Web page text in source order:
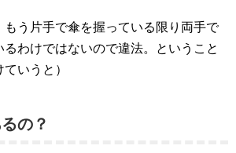
もう片手で傘を握っている限り両手で
わけではないので違法。ということ
いうと）
の？